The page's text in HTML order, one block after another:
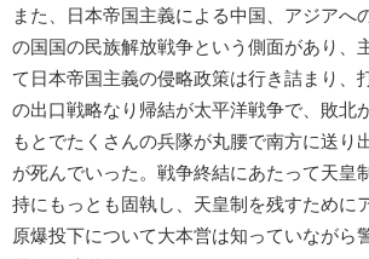
また、日本帝国主義による中国、アジアへ
の国国の民族解放戦争という側面があり、
て日本帝国主義の侵略政策は行き詰まり、
の出口戦略なり帰結が太平洋戦争で、敗北
もとでたくさんの兵隊が丸腰で南方に送り
が死んでいった。戦争終結にあたって天皇
持にもっとも固執し、天皇制を残すために
原爆投下について大本営は知っていながら